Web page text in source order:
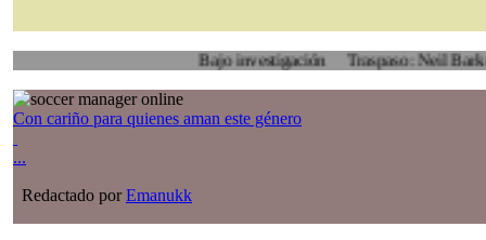
Bajo investigación Traspaso: Neil Barker,
Con cariño para quienes aman este género
...
Redactado porEmanukk